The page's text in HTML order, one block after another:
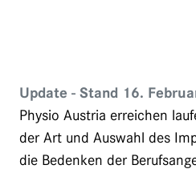
Update - Stand 16.
Physio Austria erreichen
der Art und Auswahl des
die Bedenken der